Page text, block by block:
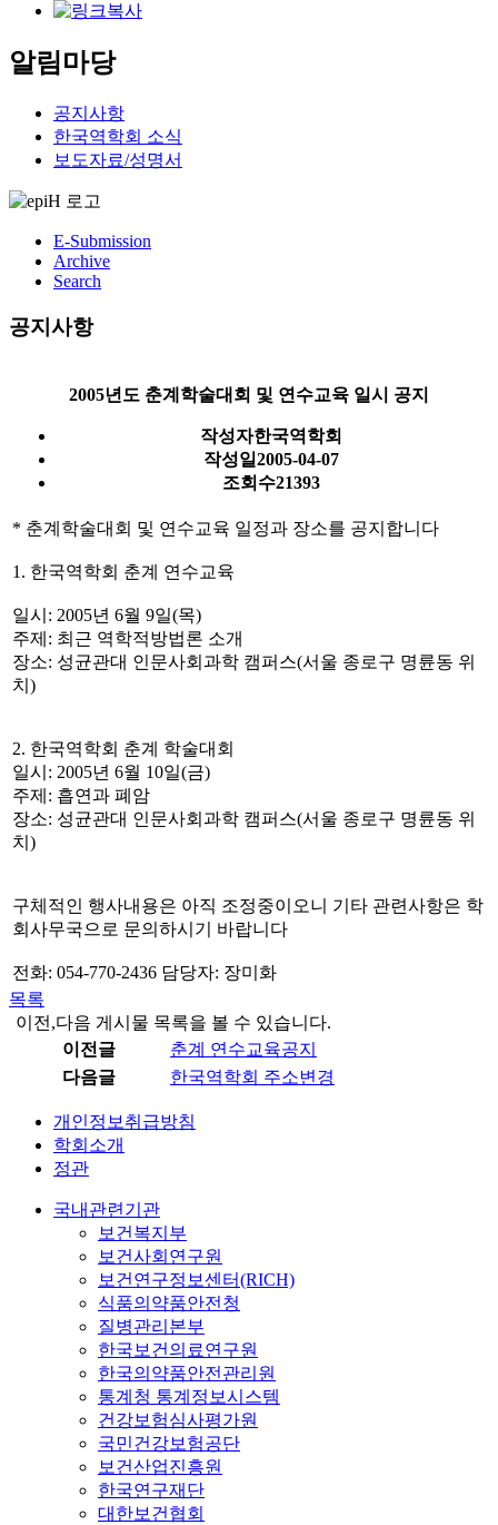
알림마당
공지사항
한국역학회 소식
보도자료/성명서
E-Submission
Archive
Search
공지사항
2005년도 춘계학술대회 및 연수교육 일시 공지
작성자한국역학회
작성일2005-04-07
조회수21393
* 춘계학술대회 및 연수교육 일정과 장소를 공지합니다
1. 한국역학회 춘계 연수교육
일시: 2005년 6월 9일(목)
주제: 최근 역학적방법론 소개
장소: 성균관대 인문사회과학 캠퍼스(서울 종로구 명륜동 위
치)
2. 한국역학회 춘계 학술대회
일시: 2005년 6월 10일(금)
주제: 흡연과 폐암
장소: 성균관대 인문사회과학 캠퍼스(서울 종로구 명륜동 위
치)
구체적인 행사내용은 아직 조정중이오니 기타 관련사항은 학
회사무국으로 문의하시기 바랍니다
전화: 054-770-2436 담당자: 장미화
목록
이전,다음 게시물 목록을 볼 수 있습니다.
이전글
춘계 연수교육공지
다음글
한국역학회 주소변경
개인정보취급방침
학회소개
정관
국내관련기관
보건복지부
보건사회연구원
보건연구정보센터(RICH)
식품의약품안전청
질병관리본부
한국보건의료연구원
한국의약품안전관리원
통계청 통계정보시스템
건강보험심사평가원
국민건강보험공단
보건산업진흥원
한국연구재단
대한보건협회